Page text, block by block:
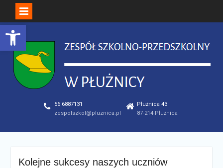
Open toolbar
Skip
to
content
56 6887131
zespolszkol@pluznica.pl
Płużnica 43
87-214 Płużnica
Kolejne sukcesy naszych uczniów